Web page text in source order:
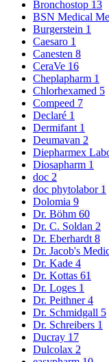
Zugelassenes
Sie die
Die angegebene
Kinder unerreichbar
Zusätzliche
Packungsinhalt:
Bronchostop 13
BSN Medical
Burgerstein 1
Caesaro 1
Canesten 8
CeraVe 16
Cheplapharm 1
Chlorhexamed 5
Compeed 7
Declaré 1
Dermifant 1
Deumavan 2
Diepharmex
Diosapharm 1
doc 2
doc phytolabor 1
Dolomia 9
Dr. Böhm 60
Dr. C. Soldan 2
Dr. Eberhardt8
Dr. Jacob's
Dr. Kade 4
Dr. Kottas 61
Dr. Loges 1
Dr. Peithner4
Dr. Schmidgall 5
Dr. Schreibers 1
Ducray 17
Dulcolax 2